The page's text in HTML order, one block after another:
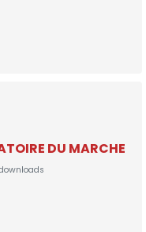
DU MARCHE